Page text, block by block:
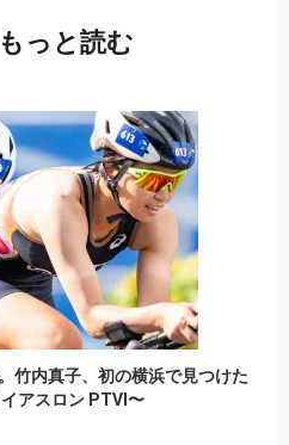
っと読む
竹内真子、初の横浜で見つけた
アスロン PTVI〜